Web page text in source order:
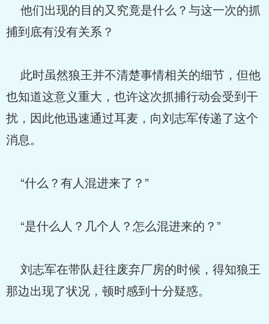
他们出现的目的又究竟是什么？与这一次的抓
捕到底有没有关系？
此时虽然狼王并不清楚事情相关的细节，但他
也知道这意义重大，也许这次抓捕行动会受到干
扰，因此他迅速通过耳麦，向刘志军传递了这个
消息。
“什么？有人混进来了？”
“是什么人？几个人？怎么混进来的？”
刘志军在带队赶往废弃厂房的时候，得知狼王
那边出现了状况，顿时感到十分疑惑。